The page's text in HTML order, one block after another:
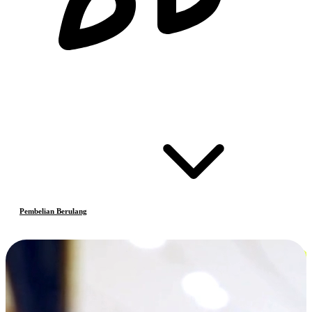
Pembelian Berulang